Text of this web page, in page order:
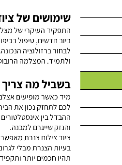
שימושים של
התפקיד העיקרי של
ביוב חדשים, טיפול
לבחור ברזולוציה
ולתמיד. המצלמה
בשביל מה צריך
מיד כאשר מופיעים
לכם לתחזק נכון את
ההבדל בין
והנזק שייגרם למבנה.
ציוד צילום צנרת
בעיות הצנרת מבלי
תהיו חכמים יותר